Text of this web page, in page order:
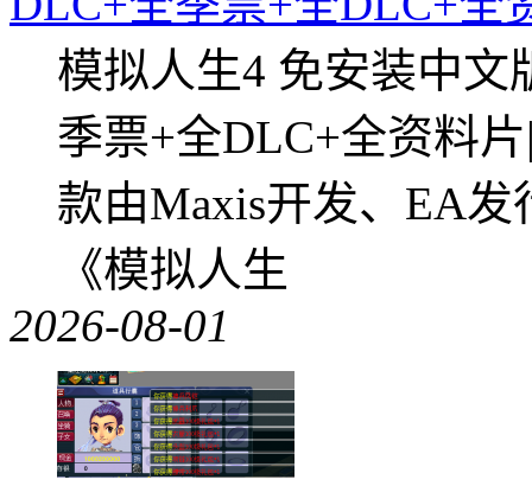
模拟人生4 免安装中文
季票+全DLC+全资料
款由Maxis开发、EA
《模拟人生
2026-08-01